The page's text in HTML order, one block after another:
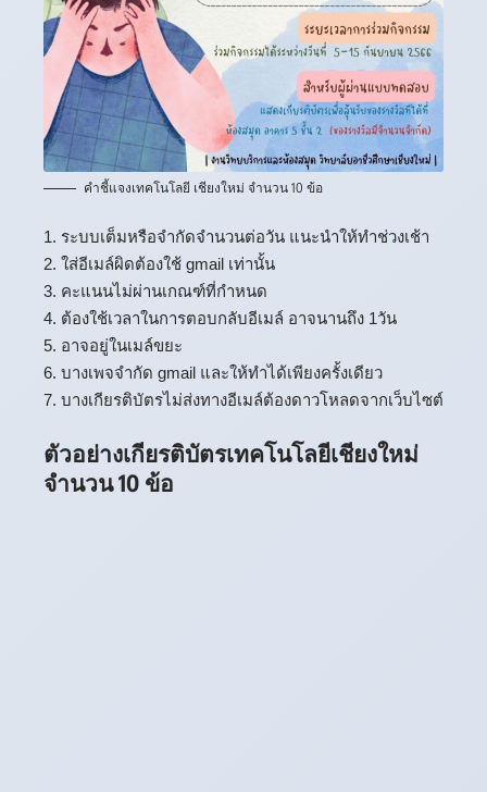
คำชี้แจงเทคโนโลยี เชียงใหม่ จำนวน 10 ข้อ
1. ระบบเต็มหรือจำกัดจำนวนต่อวัน แนะนำให้ทำช่วงเช้า
2. ใส่อีเมล์ผิดต้องใช้ gmail เท่านั้น
3. คะแนนไม่ผ่านเกณฑ์ที่กำหนด
4. ต้องใช้เวลาในการตอบกลับอีเมล์ อาจนานถึง 1วัน
5. อาจอยู่ในเมล์ขยะ
6. บางเพจจำกัด gmail และให้ทำได้เพียงครั้งเดียว
7. บางเกียรติบัตรไม่ส่งทางอีเมล์ต้องดาวโหลดจากเว็บไซต์
ตัวอย่างเกียรติบัตรเทคโนโลยีเชียงใหม่
จำนวน 10 ข้อ